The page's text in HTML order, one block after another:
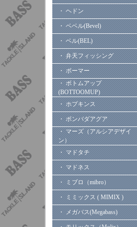
・ ヘドン
・ ベベル(Bevel)
・ ベル(BEL)
・ 弁天フィッシング
・ ボーマー
・ ボトムアップ
(BOTTOOMUP)
・ ホプキンス
・ ボンバダアグア
・ マーズ（アルシアデザイ
ン）
・ マドタチ
・ マドネス
・ ミブロ（mibro）
・ ミミックス ( MIMIX )
・ メガバス(Megabass)